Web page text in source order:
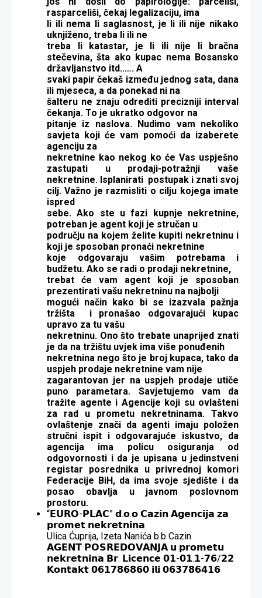
rasparceliši, čekaj legalizaciju, ima
li ili nema li saglasnost, je li ili nije nikako
uknjiženo, treba li ili ne
treba li katastar, je li ili nije li bračna
stečevina, šta ako kupac nema Bosansko
državljanstvo itd..…. A
svaki papir čekaš između jednog sata, dana
ili mjeseca, a da ponekad ni na
šalteru ne znaju odrediti precizniji interval
čekanja. To je ukratko odgovor na
pitanje iz naslova. Nudimo vam nekoliko
savjeta koji će vam pomoći da izaberete
agenciju za
nekretnine kao nekog ko će Vas uspješno
zastupati u prodaji-potražnji vaše
nekretnine. Isplanirati postupak i znati svoj
cilj. Važno je razmisliti o cilju kojega imate
ispred
sebe. Ako ste u fazi kupnje nekretnine,
potreban je agent koji je stručan u
području na kojem želite kupiti nekretninu i
koji je sposoban pronaći nekretnine
koje odgovaraju vašim potrebama i
budžetu. Ako se radi o prodaji nekretnine,
trebat će vam agent koji je sposoban
prezentirati vašu nekretninu na najbolji
mogući način kako bi se izazvala pažnja
tržišta i pronašao odgovarajući kupac
upravo za tu vašu
nekretninu. Ono što trebate unaprijed znati
je da na tržištu uvjek ima više ponuđenih
nekretnina nego što je broj kupaca, tako da
uspjeh prodaje nekretnine vam nije
zagarantovan jer na uspjeh prodaje utiče
puno parametara. Savjetujemo vam da
tražite agente i Agencije koji su ovlašteni
za rad u prometu nekretninama. Takvo
ovlaštenje znači da agenti imaju položen
stručni ispit i odgovarajuće iskustvo, da
agencija ima policu osiguranja od
odgovornosti i da je upisana u jedinstveni
registar posrednika u privrednoj komori
Federacije BiH, da ima svoje sjedište i da
posao obavlja u javnom poslovnom
prostoru.
“𝗘𝗨𝗥𝗢-𝗣𝗟𝗔𝗖” 𝗱.𝗼.𝗼 𝗖𝗮𝘇𝗶𝗻 𝗔𝗴𝗲𝗻𝗰𝗶𝗷𝗮 𝘇𝗮
𝗽𝗿𝗼𝗺𝗲𝘁 𝗻𝗲𝗸𝗿𝗲𝘁𝗻𝗶𝗻𝗮
Ulica Ćuprija, Izeta Nanića b.b Cazin
𝗔𝗚𝗘𝗡𝗧 𝗣𝗢𝗦𝗥𝗘𝗗𝗢𝗩𝗔𝗡𝗝𝗔 𝘂 𝗽𝗿𝗼𝗺𝗲𝘁𝘂
𝗻𝗲𝗸𝗿𝗲𝘁𝗻𝗶𝗻𝗮 𝗕𝗿. 𝗟𝗶𝗰𝗲𝗻𝗰𝗲 𝟬𝟭-𝟬𝟭.𝟭-𝟳𝟲/𝟮𝟮
𝗞𝗼𝗻𝘁𝗮𝗸𝘁 𝟬𝟲𝟭𝟳𝟴𝟲𝟴𝟲𝟬 𝗶𝗹𝗶 𝟬𝟲𝟯𝟳𝟴𝟲𝟰𝟭𝟲